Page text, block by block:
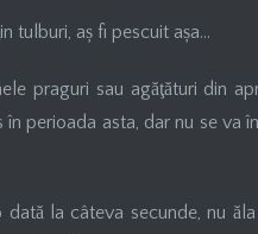
tulburi, aș fi pescuit așa…
praguri sau agăţături din
perioada asta, dar nu se va
la câteva secunde, nu